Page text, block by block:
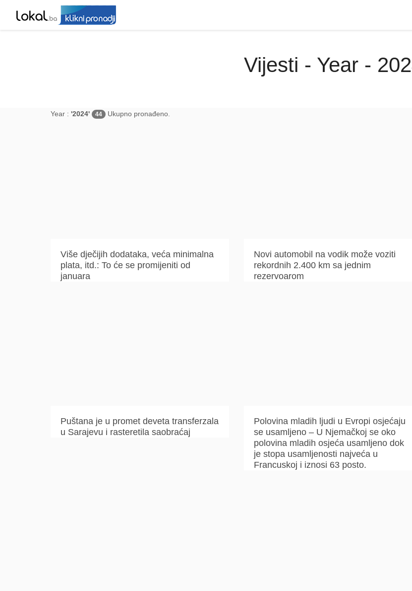
Vijesti - Year -
Year : '2024' 44 Ukupno pronađeno.
Više dječijih dodataka, veća minimalna
plata, itd.: To će se promijeniti od
januara
Novi automobil na vodik može voziti
rekordnih 2.400 km sa jednim
rezervoarom
Puštana je u promet deveta transferzala
u Sarajevu i rasteretila saobraćaj
Polovina mladih ljudi u Evropi osjećaju
se usamljeno – U Njemačkoj se oko
polovina mladih osjeća usamljeno dok
je stopa usamljenosti najveća u
Francuskoj i iznosi 63 posto.